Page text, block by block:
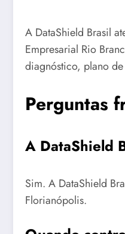
A DataShield Brasil
Empresarial Rio
diagnóstico, plano
Perguntas
A DataShield
Sim. A DataShield
Florianópolis.